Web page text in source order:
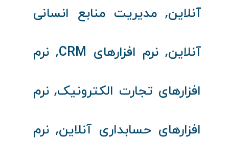
آنلاین, مدیریت منابع انسانی
آنلاین, نرم‌ افزارهای CRM , نرم‌
افزارهای تجارت الکترونیک, نرم‌
افزارهای حسابداری آنلاین, نرم‌